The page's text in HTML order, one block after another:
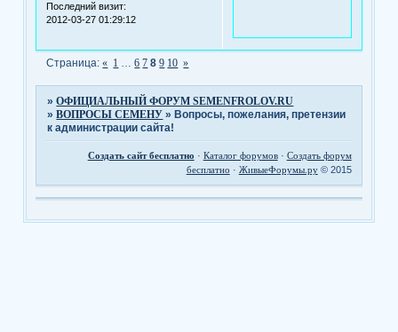
Последний визит:
2012-03-27 01:29:12
Страница:« 1 … 6 7 8 9 10 »
»ОФИЦИАЛЬНЫЙ ФОРУМ SEMENFROLOV.RU
»ВОПРОСЫ СЕМЕНУ »Вопросы, пожелания, претензии
к администрации сайта!
Создать сайт бесплатно · Каталог форумов· Создать форум
бесплатно · ЖивыеФорумы.ру© 2015